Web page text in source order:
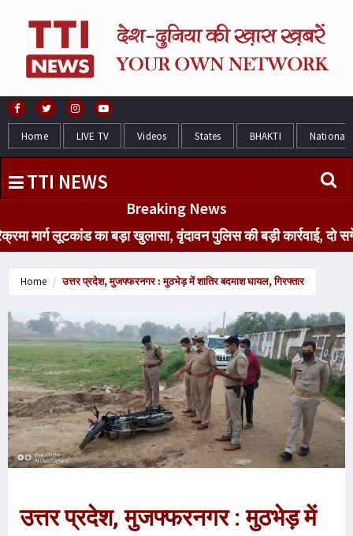
Home LIVE TV Videos States BHAKTI National
TTI NEWS
Breaking News
लूटकांड का बड़ा खुलासा, वृंदावन पुलिस की बड़ी कार्रवाई, दो सगे
Home उत्तर प्रदेश, मुजफ्फरनगर : मुठभेड़ में शातिर बदमाश घायल, गिरफ्तार
उत्तर प्रदेश, मुजफ्फरनगर : मुठभेड़ में